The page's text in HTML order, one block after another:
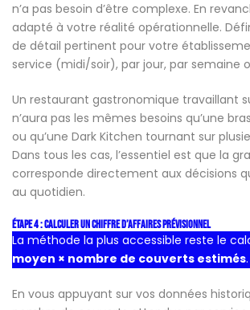
n’a pas besoin d’être complexe. En
adapté à votre réalité opérationnelle.
de détail pertinent pour votre
service (midi/soir), par jour, par semaine
Un restaurant gastronomique travaillant
n’aura pas les mêmes besoins qu’une
ou qu’une Dark Kitchen tournant sur
Dans tous les cas, l’essentiel est que la
corresponde directement aux décisions
au quotidien.
Étape 4 : Calculer un chiffre d’affaires prévisionnel
La méthode la plus accessible reste le
moyen × nombre de couverts estimés.
En vous appuyant sur vos données